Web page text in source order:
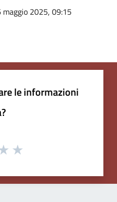
maggio 2025, 09:15
le informazioni